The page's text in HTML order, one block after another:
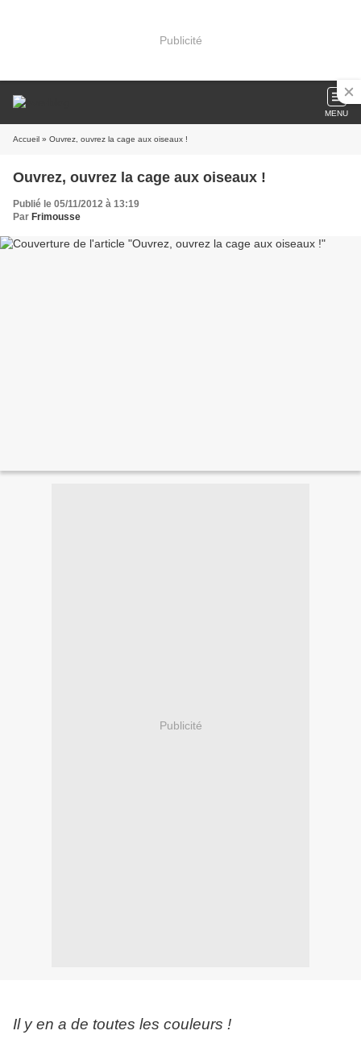
Publicité
MENU
Accueil » Ouvrez, ouvrez la cage aux oiseaux !
Ouvrez, ouvrez la cage aux oiseaux !
Publié le 05/11/2012 à 13:19
Par Frimousse
Publicité
Il y en a de toutes les couleurs !